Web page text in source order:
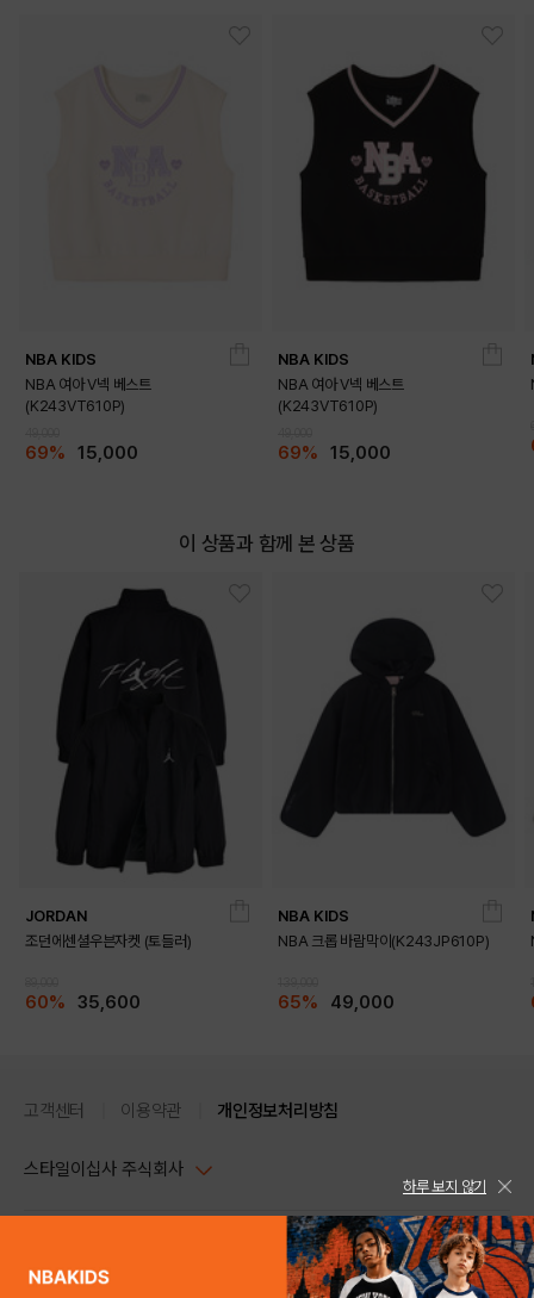
DETAILS
NBA KIDS
NBA 여아 V넥 베스트
(K243VT610P)
69% 15,000
NBA KIDS
NBA 여아 V넥 베스트
(K243VT610P)
69% 15,000
이 상품과 함께 본 상품
JORDAN
조던에센셜우븐자켓 (토들러)
60% 35,600
NBA KIDS
NBA 크롭 바람막이(K243JP610P)
65% 49,000
고객센터 이용약관 개인정보처리방침
스타일이십사 주식회사
주소 : 서울시 강남구 논현로 633, 6층 (논현동, 한세엠케이빌딩)
사업자등록번호 : 116-81-32499
스타일24 고객센터 1544-5336
하루 보지 않기